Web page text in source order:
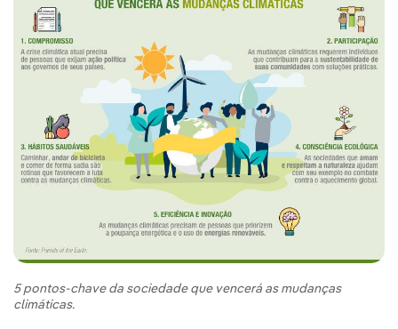
5 pontos-chave da sociedade que vencerá as mudanças
climáticas.